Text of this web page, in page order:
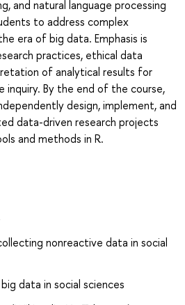
and natural language processing
to address complex
era of big data. Emphasis is
practices, ethical data
of analytical results for
inquiry. By the end of the course,
design, implement, and
data-driven research projects
and methods in R.
nonreactive data in social
data in social sciences